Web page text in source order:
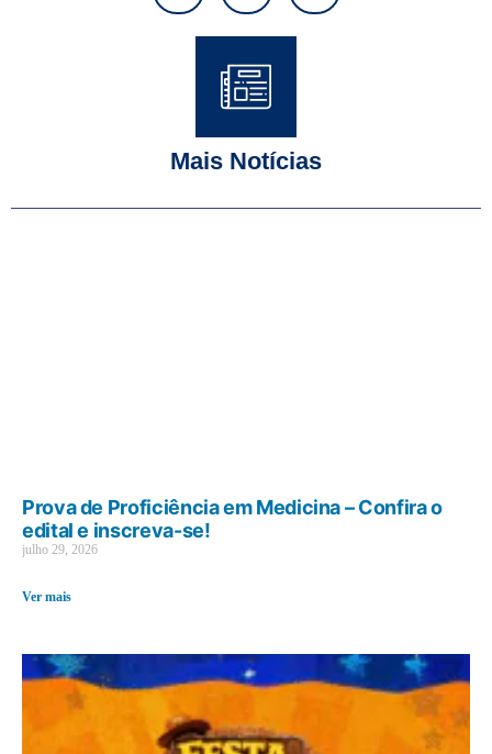
Mais Notícias
Prova de Proficiência em Medicina – Confira o
edital e inscreva-se!
julho 29, 2026
Ver mais